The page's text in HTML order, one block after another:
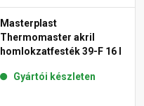
Masterplast
Thermomaster akril
homlokzatfesték 39-F 16 l
Gyártói készleten